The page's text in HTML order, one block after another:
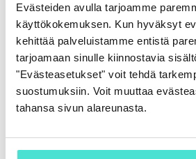
Evästeiden avulla tarjoamme
käyttökokemuksen. Kun hyväksyt
kehittää palveluistamme entistä
tarjoamaan sinulle kiinnostavia
"Evästeasetukset" voit tehdä
suostumuksiin. Voit muuttaa
tahansa sivun alareunasta.
Hyvä tietää koulutuksista.
Tutustu peruutusehtoihin.
Jaa somessa: